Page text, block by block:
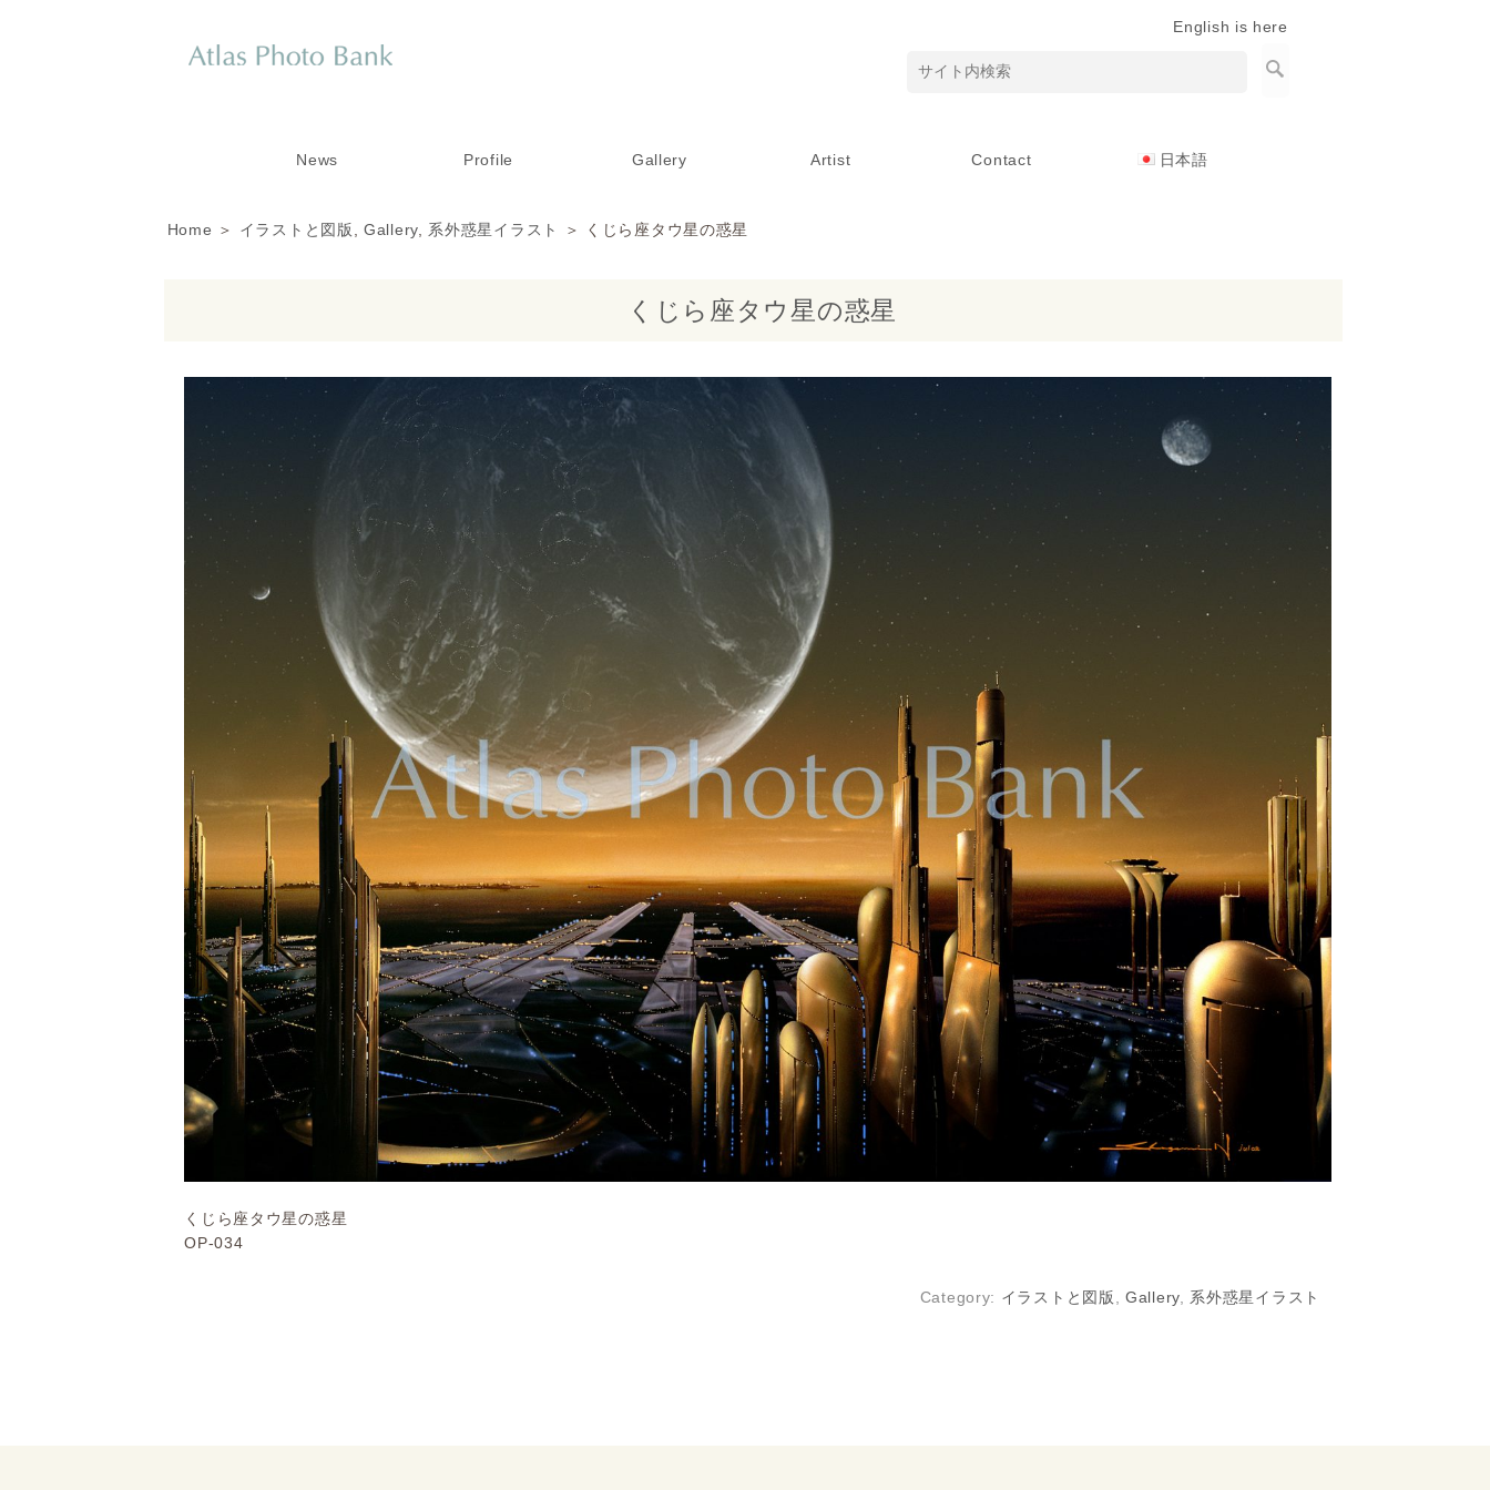
English is here
News Profile Gallery Artist Contact 日本語
Home ＞ イラストと図版 ,Gallery, 系外惑星イラスト ＞ くじら座タウ星の惑星
くじら座タウ星の惑星
くじら座タウ星の惑星
OP-034
Category: イラストと図版 ,Gallery, 系外惑星イラスト